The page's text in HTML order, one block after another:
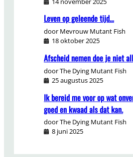
Leven op geleende tijd…
door Mevrouw Mutant Fish
18 oktober 2025
Afscheid nemen doe je niet
door The Dying Mutant Fish
25 augustus 2025
Ik bereid me voor op wat
goed en kwaad als dat kan.
door The Dying Mutant Fish
8 juni 2025